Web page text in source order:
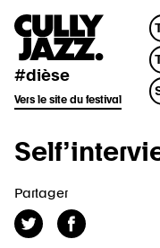
#dièse
Vers le site du festival
Partager